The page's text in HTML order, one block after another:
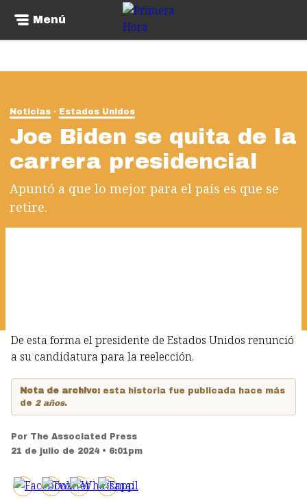
Menú
Noticias Estados Unidos
Joe Biden se quita de la
carrera presidencial
Apuntó a que lo mejor para el país es que se
retire.
De esta forma el presidente de Estados Unidos renunció
a su candidatura para la reelección.
Nota de archivo: esta historia fue publicada hace más
de 2 años.
Por The Associated Press
21 de julio de 2024 • 6:01pm